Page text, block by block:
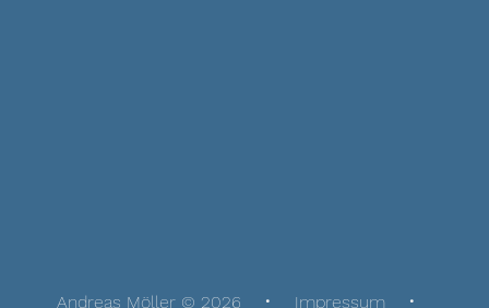
Andreas Möller © 2026 Impressum